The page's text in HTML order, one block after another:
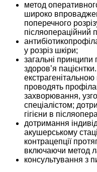
метод
широко
попереч­ного
післяопераційний
у розріз шкіри;
загальні принципи
здоров’я
екстрагенітальною
проводять
захворювання,
спеціалістом;
гігієни в
дотримання
акушерському
контрацепції
включаючи метод
консультування з